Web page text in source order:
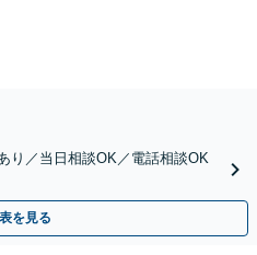
り／当日相談OK／電話相談OK
を見る